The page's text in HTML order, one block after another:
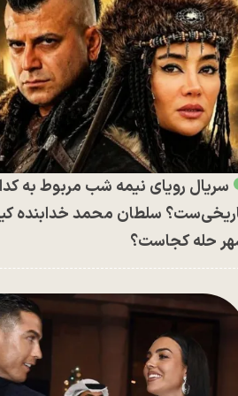
سریال رویای نیمه شب مربوط به
سلطان محمد خدابنده
حله کجاست؟